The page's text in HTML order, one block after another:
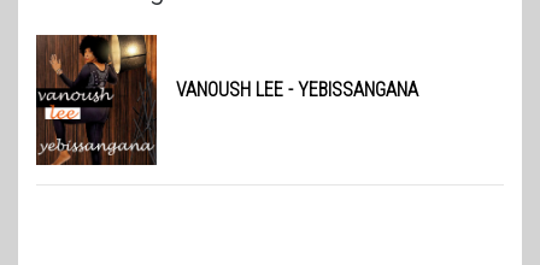
VANOUSH LEE - YEBISSANGANA